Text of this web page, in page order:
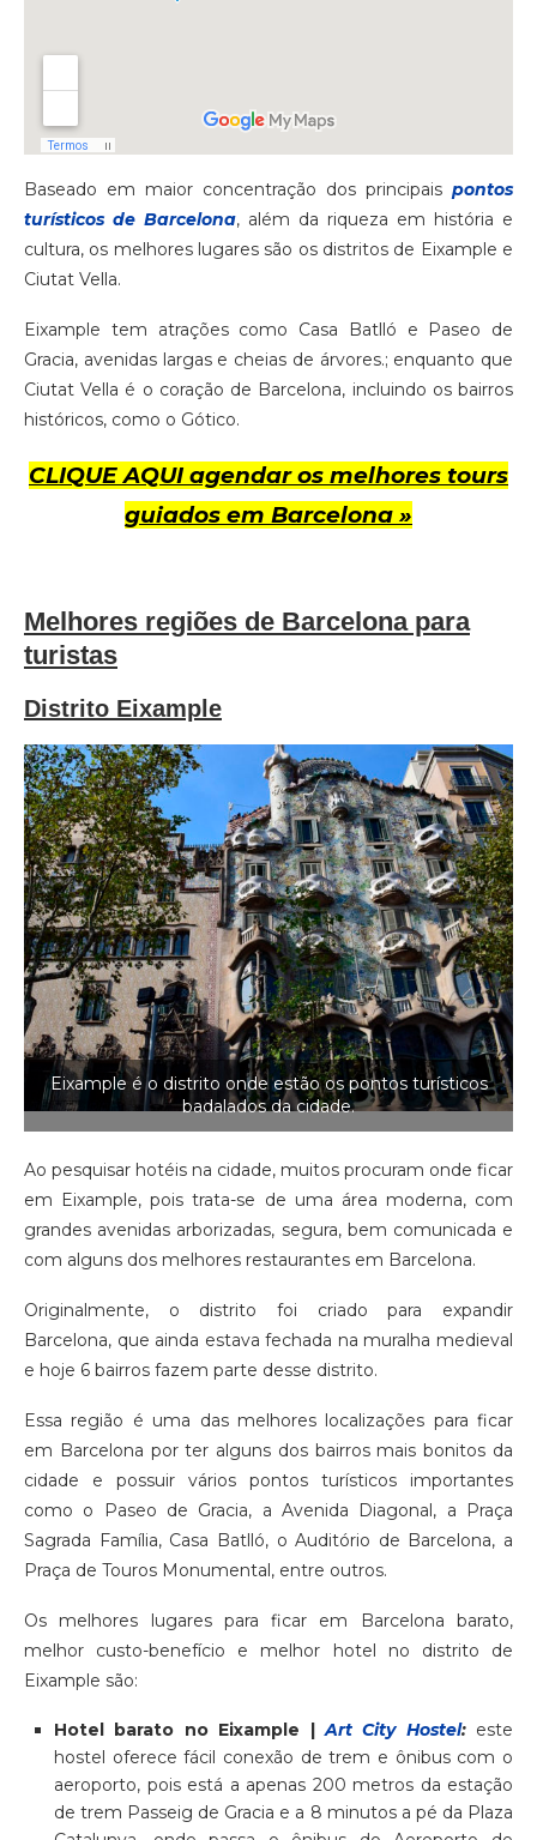
Baseado em maior concentração dos principais pontos
turísticos de Barcelona, além da riqueza em história e
cultura, os melhores lugares são os distritos de Eixample e
Ciutat Vella.
Eixample tem atrações como Casa Batlló e Paseo de
Gracia, avenidas largas e cheias de árvores.; enquanto que
Ciutat Vella é o coração de Barcelona, incluindo os bairros
históricos, como o Gótico.
CLIQUE AQUI agendar os melhores tours
guiados em Barcelona »
Melhores regiões de Barcelona para
turistas
Distrito Eixample
Eixample é o distrito onde estão os pontos turísticos
badalados da cidade.
Ao pesquisar hotéis na cidade, muitos procuram onde ficar
em Eixample, pois trata-se de uma área moderna, com
grandes avenidas arborizadas, segura, bem comunicada e
com alguns dos melhores restaurantes em Barcelona.
Originalmente, o distrito foi criado para expandir
Barcelona, que ainda estava fechada na muralha medieval
e hoje 6 bairros fazem parte desse distrito.
Essa região é uma das melhores localizações para ficar
em Barcelona por ter alguns dos bairros mais bonitos da
cidade e possuir vários pontos turísticos importantes
como o Paseo de Gracia, a Avenida Diagonal, a Praça
Sagrada Família, Casa Batlló, o Auditório de Barcelona, a
Praça de Touros Monumental, entre outros.
Os melhores lugares para ficar em Barcelona barato,
melhor custo-benefício e melhor hotel no distrito de
Eixample são:
Hotel barato no Eixample | Art City Hostel: este
hostel oferece fácil conexão de trem e ônibus com o
aeroporto, pois está a apenas 200 metros da estação
de trem Passeig de Gracia e a 8 minutos a pé da Plaza